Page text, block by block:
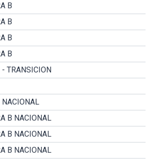
B
B
B
B
TRANSICION
B NACIONAL
B NACIONAL
B NACIONAL